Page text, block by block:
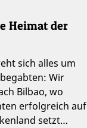
Heimat der
sich alles um
Wir
Bilbao, wo
erfolgreich auf
setzt…